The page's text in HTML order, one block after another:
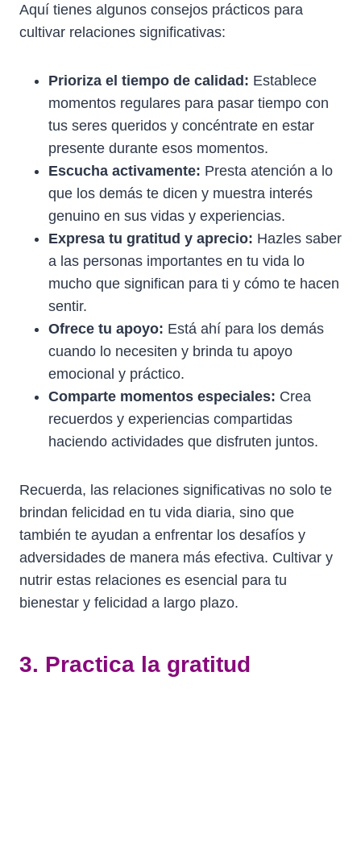
Aquí tienes algunos consejos prácticos para
cultivar relaciones significativas:
Prioriza el tiempo de calidad: Establece
momentos regulares para pasar tiempo con
tus seres queridos y concéntrate en estar
presente durante esos momentos.
Escucha activamente: Presta atención a lo
que los demás te dicen y muestra interés
genuino en sus vidas y experiencias.
Expresa tu gratitud y aprecio: Hazles saber
a las personas importantes en tu vida lo
mucho que significan para ti y cómo te hacen
sentir.
Ofrece tu apoyo: Está ahí para los demás
cuando lo necesiten y brinda tu apoyo
emocional y práctico.
Comparte momentos especiales: Crea
recuerdos y experiencias compartidas
haciendo actividades que disfruten juntos.
Recuerda, las relaciones significativas no solo te
brindan felicidad en tu vida diaria, sino que
también te ayudan a enfrentar los desafíos y
adversidades de manera más efectiva. Cultivar y
nutrir estas relaciones es esencial para tu
bienestar y felicidad a largo plazo.
3. Practica la gratitud